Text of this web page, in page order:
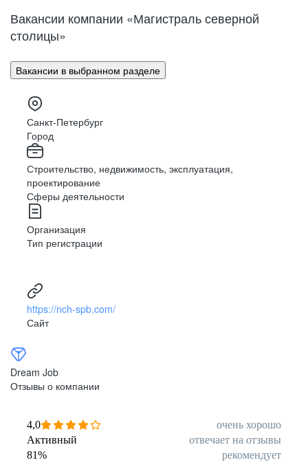
Вакансии компании «Магистраль северной
столицы»
Вакансии в выбранном разделе
Санкт-Петербург
Город
Строительство, недвижимость, эксплуатация,
проектирование
Сферы деятельности
Организация
Тип регистрации
https://nch-spb.com/
Сайт
Dream Job
Отзывы о компании
4,0
очень хорошо
Активный
отвечает на отзывы
81% рекомендует